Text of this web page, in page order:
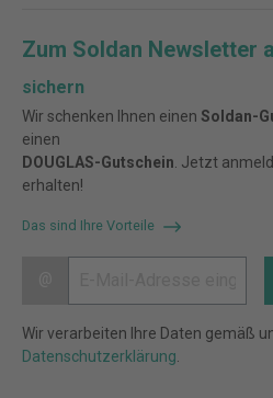
Zum Soldan Newsletter
sichern
Wir schenken Ihnen einen Soldan-
einen
DOUGLAS-Gutschein . Jetzt
erhalten!
Das sind Ihre Vorteile
Wir verarbeiten Ihre Daten gemäß
Datenschutzerklärung